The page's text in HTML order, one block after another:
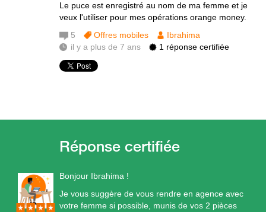
Le puce est enregistré au nom de ma femme et je
veux l'utiliser pour mes opérations orange money.
5 Offres mobiles
Ibrahima
il y a plus de 7 ans
1 réponse certifiée
Bonjour Ibrahima !
Je vous suggère de vous rendre en agence avec
votre femme si possible, munis de vos 2 pièces